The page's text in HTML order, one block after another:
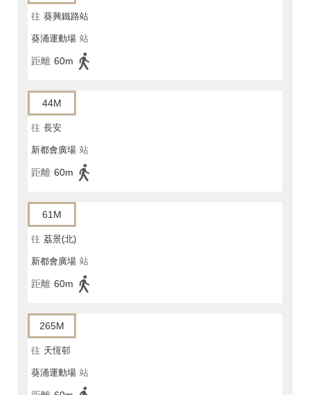
往 葵興鐵路站
葵涌運動場 站
距離 60m
44M
往 長安
新都會廣場 站
距離 60m
61M
往 荔景(北)
新都會廣場 站
距離 60m
265M
往 天恆邨
葵涌運動場 站